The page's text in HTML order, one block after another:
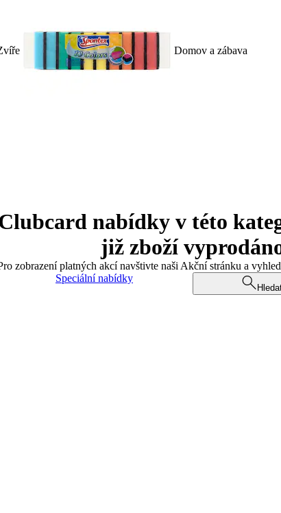
Domov a zábava
nabídky v této
již zboží
zobrazení platných akcí navštivte naši Akční stránku a
Speciální nabídky